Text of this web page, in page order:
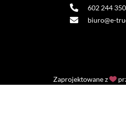
602 244 350
biuro@e-
Zaprojektowane z